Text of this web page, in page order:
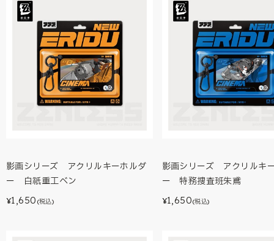
影画シリーズ アクリルキーホルダ
ー 白祇重工ベン
¥1,650 (税込)
影画シリーズ アクリルキ
ー 特務捜査班朱鳶
¥1,650(税込)